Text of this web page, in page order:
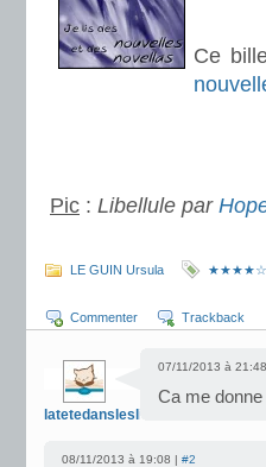
Ce
Pic : Libellule par
LE GUIN Ursula ★★★★☆
Commenter Trackback
latetedansleslivres
07/11/2013 à
Ca me
08/11/2013 à 19:08 | #2